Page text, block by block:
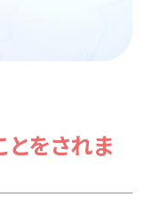
をされま